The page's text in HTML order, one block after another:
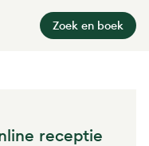
Zoek en boek
receptie